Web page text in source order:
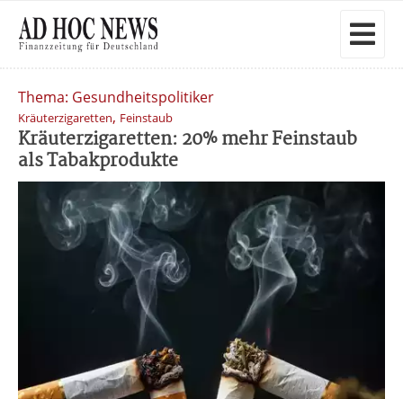
Thema: Gesundheitspolitiker
Kräuterzigaretten, Feinstaub
Kräuterzigaretten: 20% mehr Feinstaub
als Tabakprodukte